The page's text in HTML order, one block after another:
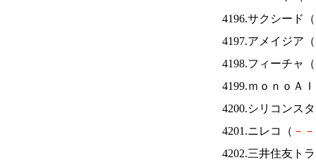
4196.サクシード（
4197.アメイジア（
4198.フィーチャ（
4199.ｍｏｎｏＡ
4200.シリコンス
4201.ニレコ（ － －
4202.三井住友ト